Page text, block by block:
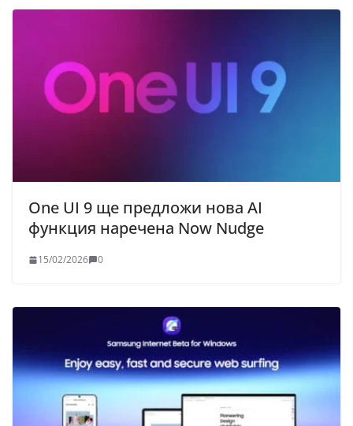
One UI 9 ще предложи нова AI
функция наречена Now Nudge
15/02/2026 0